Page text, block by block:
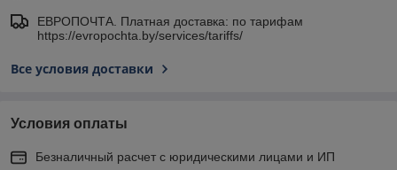
ЕВРОПОЧТА. Платная доставка: по тарифам
https://evropochta.by/services/tariffs/
Все условия доставки
Условия оплаты
Безналичный расчет с юридическими лицами и ИП